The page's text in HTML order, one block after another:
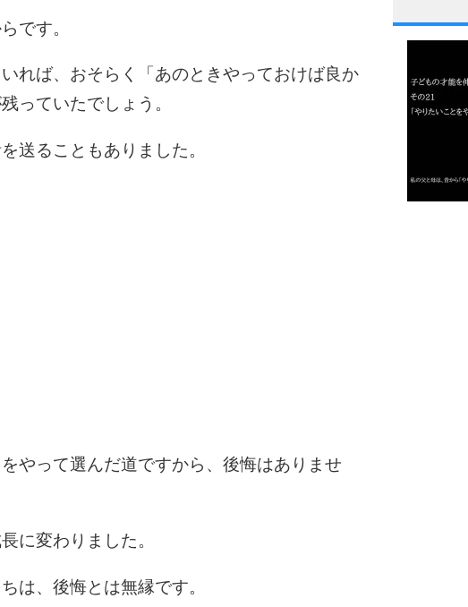
です。
れば、おそらく「あのときやっておけば良か
っていたでしょう。
送ることもありました。
やって選んだ道ですから、後悔はありませ
に変わりました。
は、後悔とは無縁です。
1
3